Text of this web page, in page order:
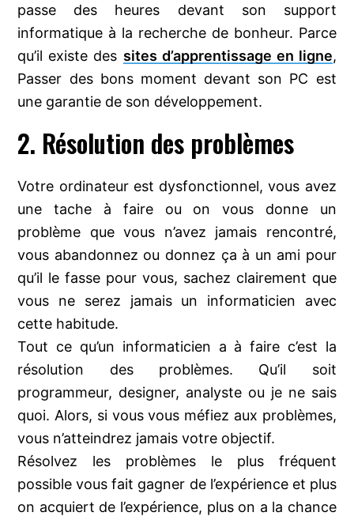
passe des heures devant son support
informatique à la recherche de bonheur. Parce
qu’il existe des sites d’apprentissage en ligne,
Passer des bons moment devant son PC est
une garantie de son développement.
2. Résolution des problèmes
Votre ordinateur est dysfonctionnel, vous avez
une tache à faire ou on vous donne un
problème que vous n’avez jamais rencontré,
vous abandonnez ou donnez ça à un ami pour
qu’il le fasse pour vous, sachez clairement que
vous ne serez jamais un informaticien avec
cette habitude.
Tout ce qu’un informaticien a à faire c’est la
résolution des problèmes. Qu’il soit
programmeur, designer, analyste ou je ne sais
quoi. Alors, si vous vous méfiez aux problèmes,
vous n’atteindrez jamais votre objectif.
Résolvez les problèmes le plus fréquent
possible vous fait gagner de l’expérience et plus
on acquiert de l’expérience, plus on a la chance